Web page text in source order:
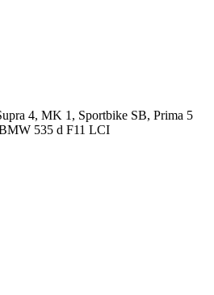
4, MK 1, Sportbike SB, Prima 5
535 d F11 LCI